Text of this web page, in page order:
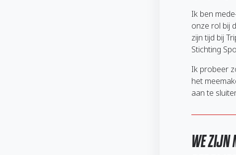
Ik ben
onze rol bij
zijn tijd bij
Stichting
Ik probeer
het
aan te
WE ZIJN